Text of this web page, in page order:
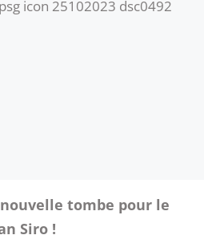
nouvelle tombe pour le
Siro !